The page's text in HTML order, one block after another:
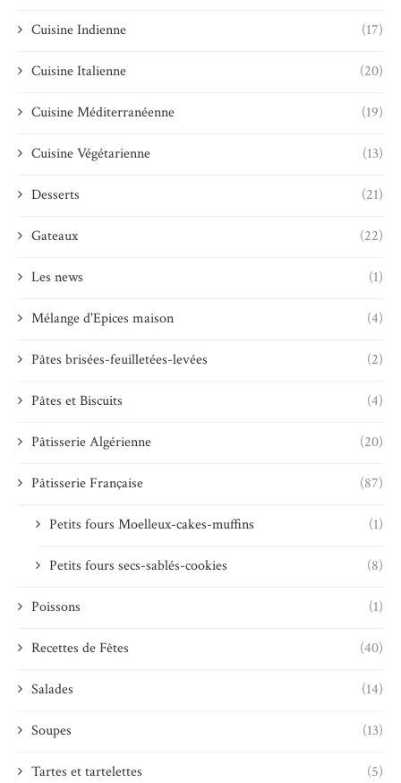
Cuisine Indienne (17)
Cuisine Italienne (20)
Cuisine Méditerranéenne (19)
Cuisine Végétarienne (13)
Desserts (21)
Gateaux (22)
Les news (1)
Mélange d'Epices maison (4)
Pâtes brisées-feuilletées-levées (2)
Pâtes et Biscuits (4)
Pâtisserie Algérienne (20)
Pâtisserie Française (87)
Petits fours Moelleux-cakes-muffins (1)
Petits fours secs-sablés-cookies (8)
Poissons (1)
Recettes de Fêtes (40)
Salades (14)
Soupes (13)
Tartes et tartelettes (5)